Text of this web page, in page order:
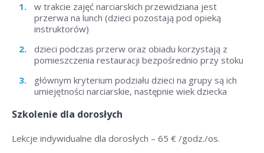
w trakcie zajęć narciarskich przewidziana jest
przerwa na lunch (dzieci pozostają pod opieką
instruktorów)
dzieci podczas przerw oraz obiadu korzystają z
pomieszczenia restauracji bezpośrednio przy stoku
głównym kryterium podziału dzieci na grupy są ich
umiejętności narciarskie, następnie wiek dziecka
Szkolenie dla dorosłych
Lekcje indywidualne dla dorosłych – 65 € /godz./os.